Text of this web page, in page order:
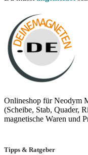
Onlineshop für Neodym
(Scheibe, Stab, Quader,
magnetische Waren und
Tipps & Ratgeber